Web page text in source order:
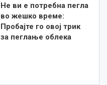
Не ви е потребна пегла
во жешко време:
Пробајте го овој трик
за пеглање облека